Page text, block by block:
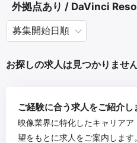
外拠点あり / DaVinci
お探しの求人は見つかりません
ご経験に合う求人をご紹介し
映像業界に特化したキャリア
望をもとに求人をご案内します。